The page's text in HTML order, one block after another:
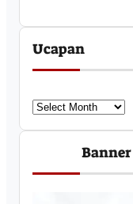
Ucapan
U
c
a